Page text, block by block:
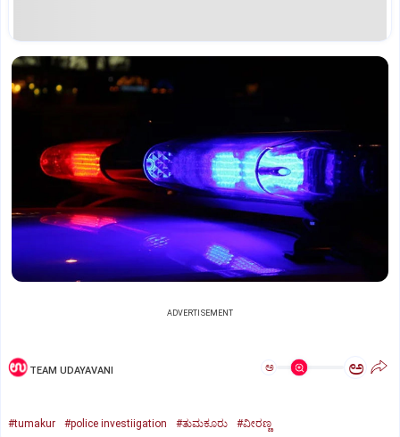
ADVERTISEMENT
TEAM UDAYAVANI ಅ ಅ
#tumakur #police investiigation #ತುಮಕೂರು #ವೀರಣ್ಣ